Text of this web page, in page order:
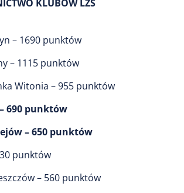
KLUBÓW LZS
– 1690 punktów
– 1115 punktów
Witonia – 955 punktów
690 punktów
– 650 punktów
punktów
– 560 punktów